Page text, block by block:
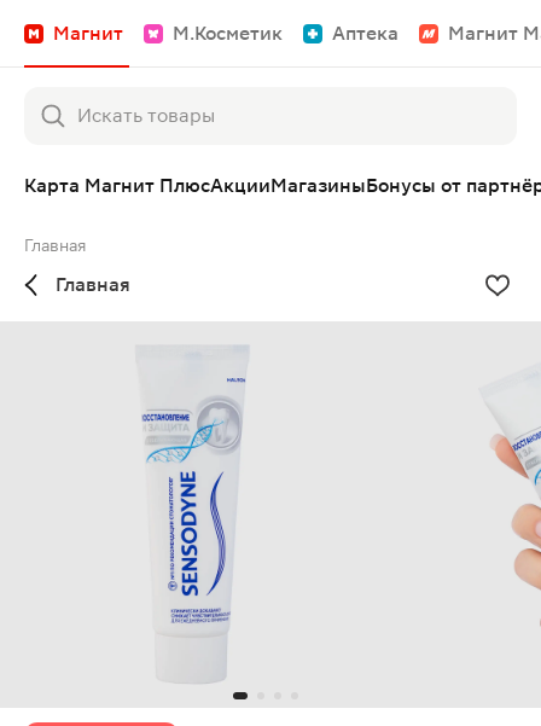
Магнит М.Косметик Аптека Магнит
Карта Магнит ПлюсАкцииМагазиныБонусы от
Главная
Главная